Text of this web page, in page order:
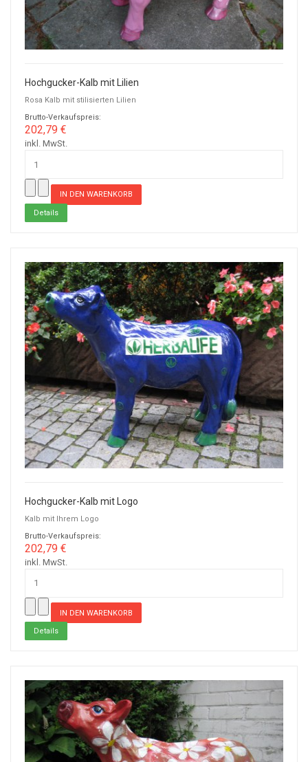
Hochgucker-Kalb mit Lilien
Rosa Kalb mit stilisierten Lilien
Brutto-Verkaufspreis:
202,79 €
inkl. MwSt.
Details
Hochgucker-Kalb mit Logo
Kalb mit Ihrem Logo
Brutto-Verkaufspreis:
202,79 €
inkl. MwSt.
Details